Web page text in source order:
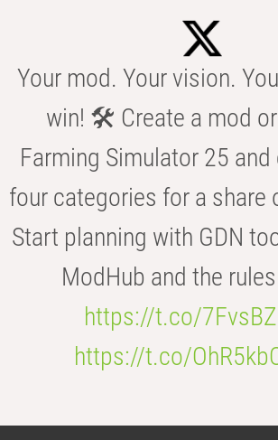
Your mod. Your vision.
win! 🛠️ Create a mod
Farming Simulator 25
four categories for a share
Start planning with GDN
ModHub and the
https://t.co/
https://t.co/